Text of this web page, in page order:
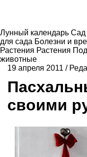
Лунный календарь Сад
для сада Болезни и
Растения Растения
животные
19 апреля 2011 /
своими